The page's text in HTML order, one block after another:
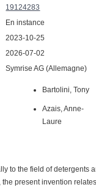
19124283
En instance
2023-10-25
2026-07-02
Symrise AG (Allemagne)
Bartolini, Tony
Azais, Anne-
Laure
to the field of detergents
present invention